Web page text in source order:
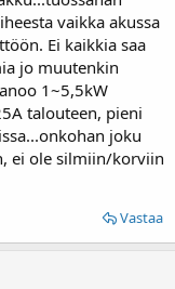
vaikka akussa
Ei kaikkia saa
jo muutenkin
1~5,5kW
talouteen, pieni
joku
ei ole silmiin/korviin
Vastaa